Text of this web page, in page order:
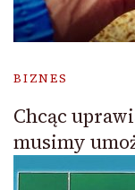
BIZNES
Chcąc
musimy